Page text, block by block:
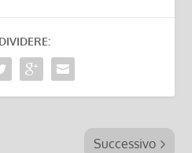
Successivo